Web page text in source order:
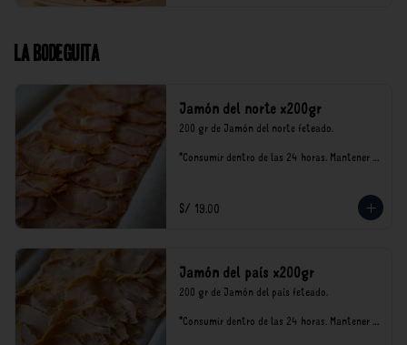
La Bodeguita
Jamón del norte x200gr
200 gr de Jamón del norte feteado.
*Consumir dentro de las 24 horas. Mantener
incluyen impuestos de ley y recargo al
consumo.
S/ 19.00
Jamón del país x200gr
200 gr de Jamón del país feteado.
*Consumir dentro de las 24 horas. Mantener